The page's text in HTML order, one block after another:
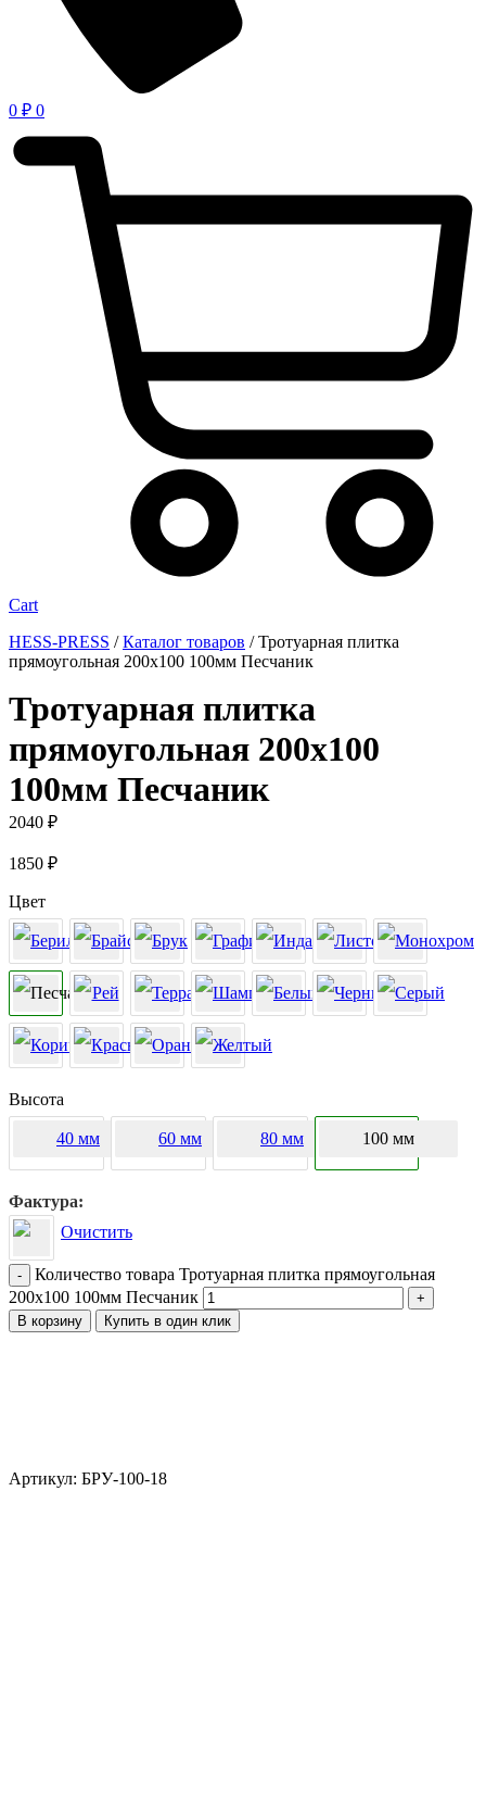
0 ₽ 0
Cart
HESS-PRESS /Каталог товаров /Тротуарная плитка
прямоугольная 200х100 100мм Песчаник
Тротуарная плитка
прямоугольная 200х100
100мм Песчаник
2040 ₽
1850 ₽
Цвет
Высота
40 мм 60 мм 80 мм 100 мм
Фактура
Очистить
-
Количество товара Тротуарная плитка прямоугольная
200х100 100мм Песчаник
+
В корзину
Купить в один клик
Артикул: БРУ-100-18